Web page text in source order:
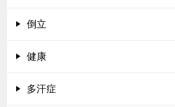
倒立
健康
多汗症